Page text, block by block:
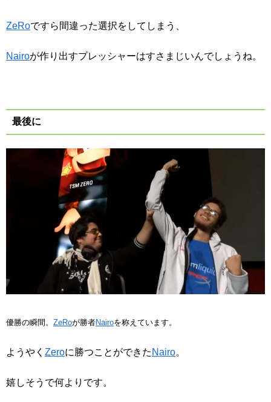
ZeRoですら間違った選択をしてしまう、
Nairoが作り出すプレッシャーはすさまじいんでしょうね。
最後に
優勝の瞬間。 ZeRoが勝者Nairoを称えています。
ようやく Zeroに勝つことができた Nairo。
嬉しそうで何よりです。